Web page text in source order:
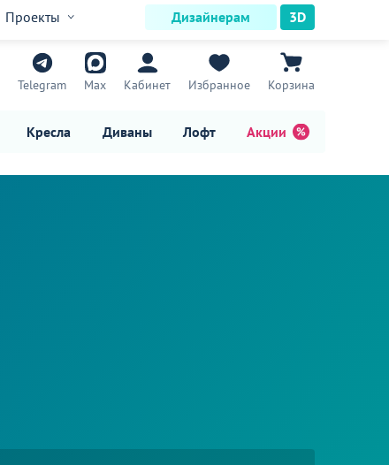
Проекты Дизайнерам 3D
Telegram Max Кабинет Избранное Корзина
Кресла Диваны Лофт Акции